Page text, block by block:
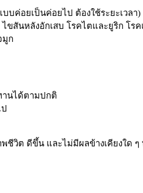
ค่อยเป็นค่อยไป ต้องใช้ระยะเวล
นหลังอักเสบ โรคไตและยูริก โรค
มูก
านได้ตามปกติ
ต ดีขึ้น และไม่มีผลข้างเคียงใด